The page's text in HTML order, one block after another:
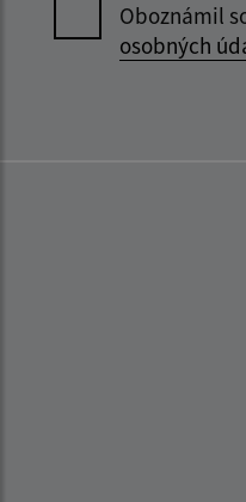
Oboznámil
osobných